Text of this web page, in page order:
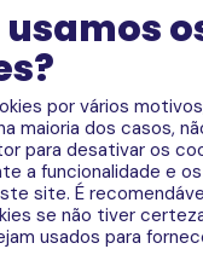
por vários
maioria dos casos,
para desativar os
a funcionalidade e
site. É
se não tiver
usados ​​para